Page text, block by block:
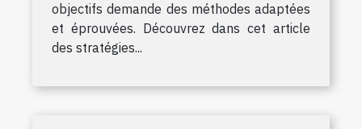
objectifs demande des méthodes adaptées
et éprouvées. Découvrez dans cet article
des stratégies...